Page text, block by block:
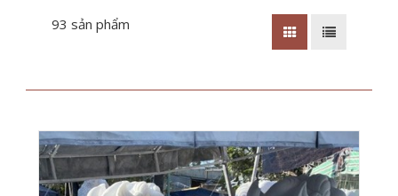
93 sản phẩm